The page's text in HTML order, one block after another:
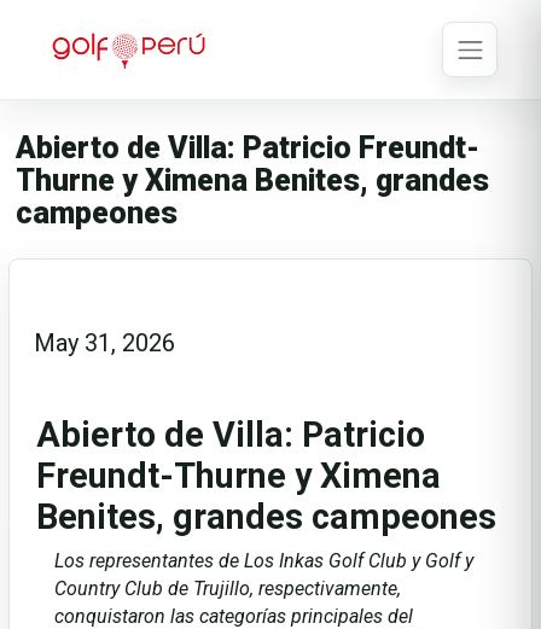
Abierto de Villa: Patricio Freundt-
Thurne y Ximena Benites, grandes
campeones
May 31, 2026
Abierto de Villa: Patricio
Freundt-Thurne y Ximena
Benites, grandes campeones
Los representantes de Los Inkas Golf Club y Golf y
Country Club de Trujillo, respectivamente,
conquistaron las categorías principales del